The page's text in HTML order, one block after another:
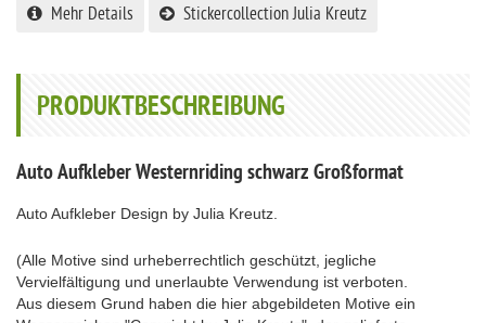
Mehr Details Stickercollection Julia Kreutz
PRODUKTBESCHREIBUNG
Auto Aufkleber Westernriding schwarz Großformat
Auto Aufkleber Design by Julia Kreutz.
(Alle Motive sind urheberrechtlich geschützt, jegliche
Vervielfältigung und unerlaubte Verwendung ist verboten.
Aus diesem Grund haben die hier abgebildeten Motive ein